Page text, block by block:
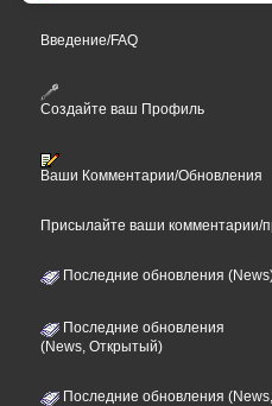
Введение/FAQ
Создайте ваш Профиль
Ваши Комментарии/Обновления
Присылайте ваши комментарии/
Последние обновления
Последние обновления
(News, Открытый)
Последние обновления